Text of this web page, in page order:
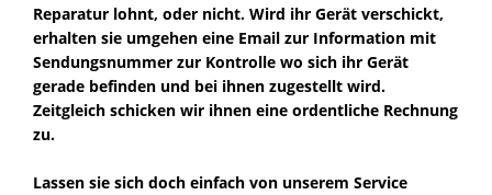
Reparatur lohnt, oder nicht. Wird ihr Gerät verschickt,
erhalten sie umgehen eine Email zur Information mit
Sendungsnummer zur Kontrolle wo sich ihr Gerät
gerade befinden und bei ihnen zugestellt wird.
Zeitgleich schicken wir ihnen eine ordentliche Rechnung
zu.
Lassen sie sich doch einfach von unserem Service